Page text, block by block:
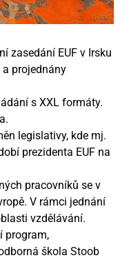
zasedání EUF v Irsku
a projednány
s XXL formáty.
legislativy, kde mj.
prezidenta EUF na
pracovníků se v
V rámci jednání
vzdělávání.
program,
škola Stoob